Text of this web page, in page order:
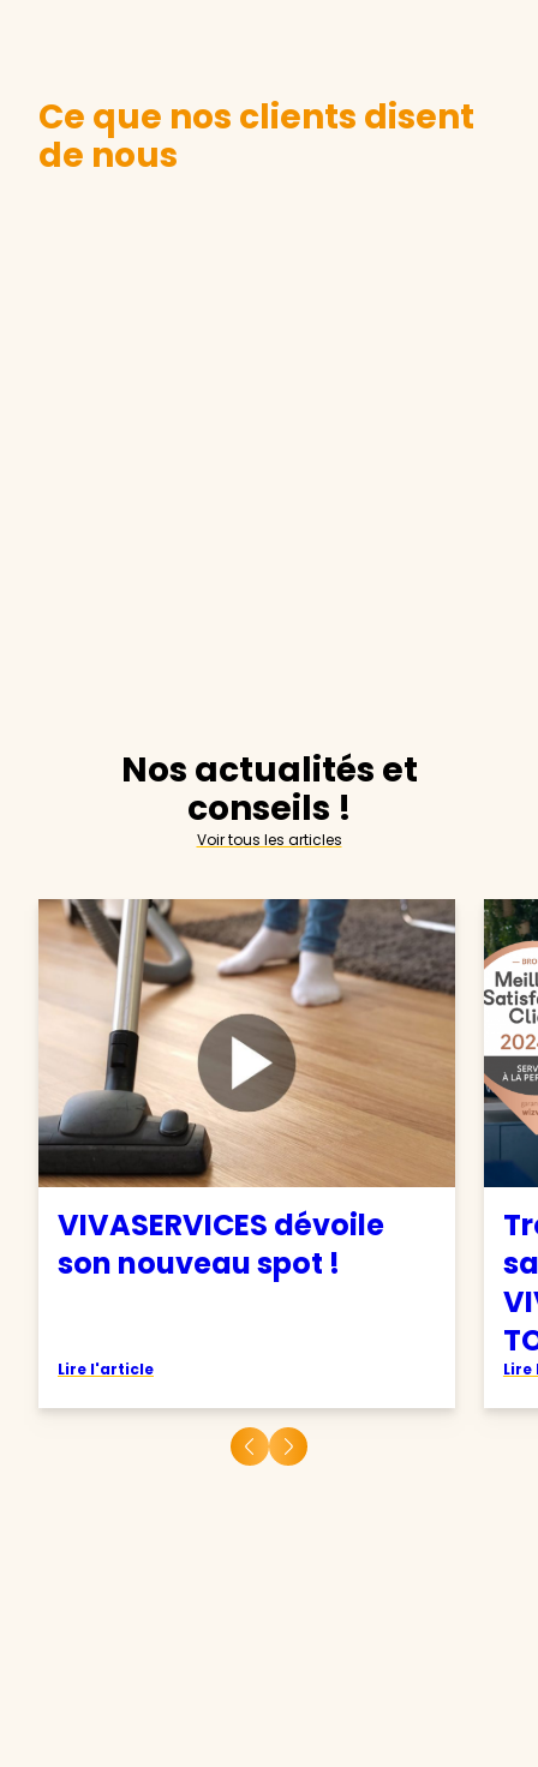
Ce que nos clients disent
de nous
Nos actualités et
conseils !
Voir tous les articles
VIVASERVICES dévoile
son nouveau spot !
Lire l'article